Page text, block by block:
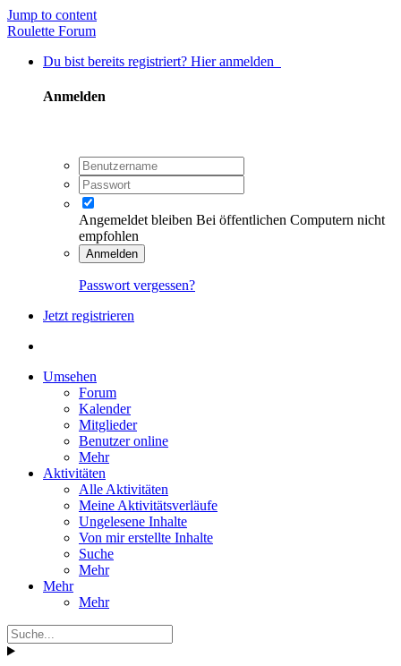
Jump to content
Roulette Forum
Du bist bereits registriert? Hier anmelden
Anmelden
Angemeldet bleiben Bei öffentlichen Computern nicht
empfohlen
Anmelden
Passwort vergessen?
Jetzt registrieren
Umsehen
Forum
Kalender
Mitglieder
Benutzer online
Mehr
Aktivitäten
Alle Aktivitäten
Meine Aktivitätsverläufe
Ungelesene Inhalte
Von mir erstellte Inhalte
Suche
Mehr
Mehr
Mehr